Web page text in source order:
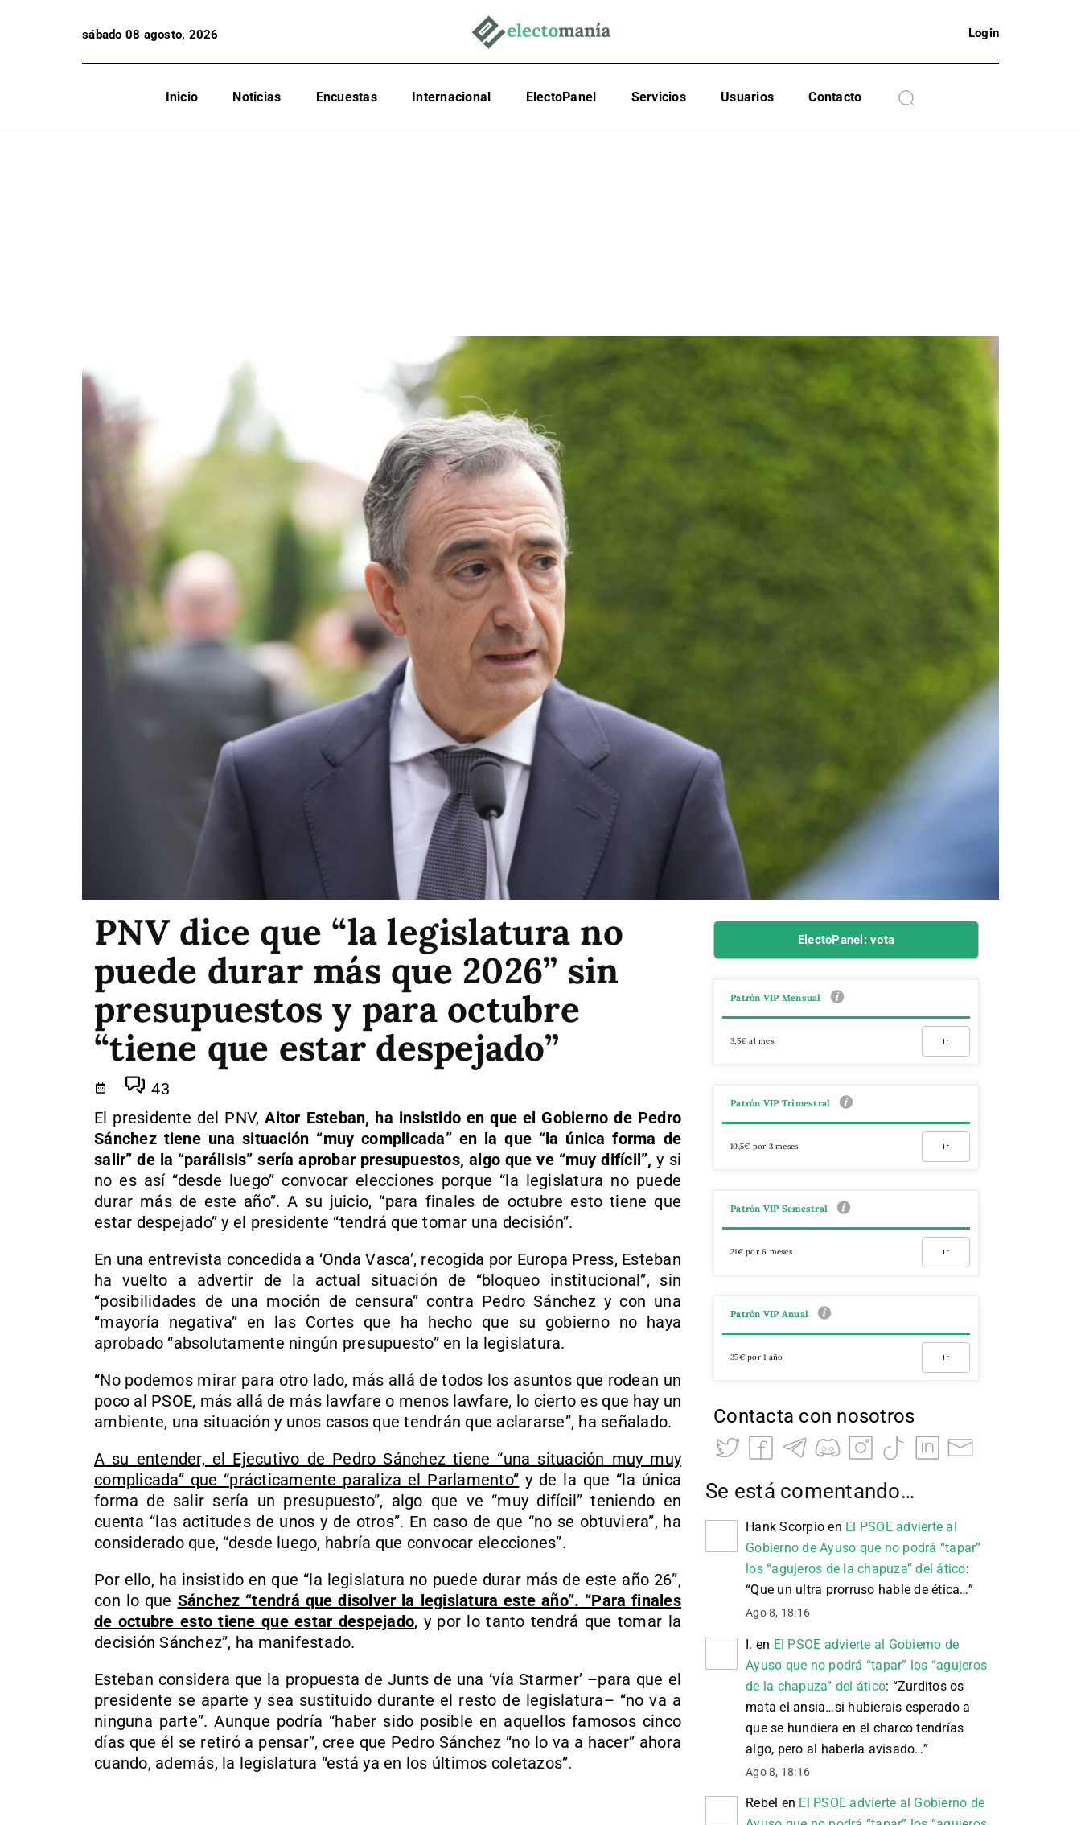
sábado 08 agosto, 2026 Login
Inicio Noticias Encuestas Internacional ElectoPanel Servicios Usuarios Contacto
PNV dice que “la legislatura no
puede durar más que 2026” sin
presupuestos y para octubre
“tiene que estar despejado”
43
El presidente del PNV,Aitor Esteban, ha insistido en que el Gobierno de Pedro
Sánchez tiene una situación “muy complicada” en la que “la única forma de
salir” de la “parálisis” sería aprobar presupuestos, algo que ve “muy difícil”, y si
no es así “desde luego” convocar elecciones porque “la legislatura no puede
durar más de este año”. A su juicio, “para finales de octubre esto tiene que
estar despejado” y el presidente “tendrá que tomar una decisión”.
En una entrevista concedida a ‘Onda Vasca’, recogida por Europa Press, Esteban
ha vuelto a advertir de la actual situación de “bloqueo institucional”, sin
“posibilidades de una moción de censura” contra Pedro Sánchez y con una
“mayoría negativa” en las Cortes que ha hecho que su gobierno no haya
aprobado “absolutamente ningún presupuesto” en la legislatura.
“No podemos mirar para otro lado, más allá de todos los asuntos que rodean un
poco al PSOE, más allá de más lawfare o menos lawfare, lo cierto es que hay un
ambiente, una situación y unos casos que tendrán que aclararse”, ha señalado.
A su entender, el Ejecutivo de Pedro Sánchez tiene “una situación muy muy
complicada” que “prácticamente paraliza el Parlamento” y de la que “la única
forma de salir sería un presupuesto”, algo que ve “muy difícil” teniendo en
cuenta “las actitudes de unos y de otros”. En caso de que “no se obtuviera”, ha
considerado que, “desde luego, habría que convocar elecciones”.
Por ello, ha insistido en que “la legislatura no puede durar más de este año 26”,
con lo que Sánchez “tendrá que disolver la legislatura este año”. “Para finales
de octubre esto tiene que estar despejado, y por lo tanto tendrá que tomar la
decisión Sánchez”, ha manifestado.
Esteban considera que la propuesta de Junts de una ‘vía Starmer’ –para que el
presidente se aparte y sea sustituido durante el resto de legislatura– “no va a
ninguna parte”. Aunque podría “haber sido posible en aquellos famosos cinco
días que él se retiró a pensar”, cree que Pedro Sánchez “no lo va a hacer” ahora
cuando, además, la legislatura “está ya en los últimos coletazos”.
ElectoPanel: vota
Patrón VIP Mensual
3,5€ al mes Ir
Patrón VIP Trimestral
10,5€ por 3 meses Ir
Patrón VIP Semestral
21€ por 6 meses Ir
Patrón VIP Anual
35€ por 1 año Ir
Contacta con nosotros
Se está comentando…
Hank Scorpio en El PSOE advierte al
Gobierno de Ayuso que no podrá “tapar”
los “agujeros de la chapuza” del ático:
“Que un ultra prorruso hable de ética…”
Ago 8, 18:16
I. en El PSOE advierte al Gobierno de
Ayuso que no podrá “tapar” los “agujeros
de la chapuza” del ático: “Zurditos os
mata el ansia…si hubierais esperado a
que se hundiera en el charco tendrías
algo, pero al haberla avisado…”
Ago 8, 18:16
Rebel en El PSOE advierte al Gobierno de